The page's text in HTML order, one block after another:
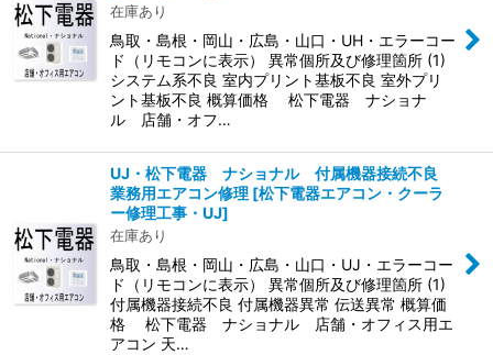
在庫あり
鳥取・島根・岡山・広島・山口・UH・エラーコー
ド（リモコンに表示） 異常個所及び修理箇所 (1)
システム系不良 室内プリント基板不良 室外プリ
ント基板不良 概算価格 松下電器 ナショナ
ル 店舗・オフ…
UJ・松下電器 ナショナル 付属機器接続不良
業務用エアコン修理 [松下電器エアコン・クーラ
ー修理工事・UJ]
在庫あり
鳥取・島根・岡山・広島・山口・UJ・エラーコー
ド（リモコンに表示） 異常個所及び修理箇所 (1)
付属機器接続不良 付属機器異常 伝送異常 概算価
格 松下電器 ナショナル 店舗・オフィス用エ
アコン 天…